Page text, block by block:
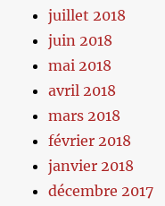
juillet 2018
juin 2018
mai 2018
avril 2018
mars 2018
février 2018
janvier 2018
décembre 2017